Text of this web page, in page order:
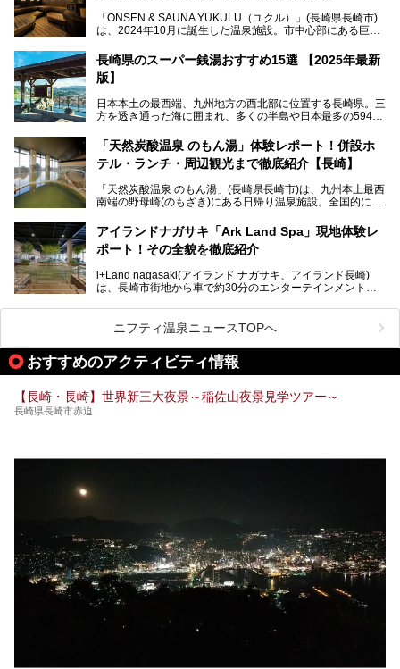
ークなどおススメのポイントがたっぷりです！周辺観光情報
も含めてご紹介します。
───
提供元：大江戸温泉物語ホテルズ＆リゾーツ株式会社【P
R】
「ONSEN & SAUNA YUKULU（ユクル）」(長崎県長崎市)
は、2024年10月に誕生した温泉施設。市中心部にある巨大
当初から多くのサウナ―やスパ好きに注目されています。
そこで今回は、ニフティ温泉ライターである筆者が現地体
験。天然温泉・サウナ・水風呂・別途有料のプレミアムサウ
介します！
長崎県のスーパー銭湯おすすめ15選 【2025年最新
版】
日本本土の最西端、九州地方の西北部に位置する長崎県。三
方を透き通った海に囲まれ、多くの半島や日本最多の594も
しい景観の宝庫です。
長崎県にあるスーパー銭湯にも、長崎ならではの景観を存分
に楽しめる施設がいくつも見られます。眺望自慢が多い長崎
ましょう。
「天然炭酸温泉 のもん湯」体験レポート！併設ホ
テル・ランチ・周辺観光まで徹底紹介【長崎】
「天然炭酸温泉 のもん湯」(長崎県長崎市)は、九州本土最西
南端の野母崎(のもざき)にある日帰り温泉施設。全国的にも
多くの温泉ファンに親しまれています。
今回は、地元九州在住のニフティ温泉ライターである筆者が
大浴場をはじめ、併設のホテル「Nomon長崎」・食事(ラン
チ)・おすすめの周辺観光まで、それらの全貌を徹底紹介し
───
この記事は天然炭酸温泉 のもん湯のPRレポート記事です。
アイランドナガサキ「Ark Land Spa」現地体験レ
ポート！その全貌を徹底紹介
i+Land nagasaki(アイランド ナガサキ、アイランド長崎)
は、長崎市街地から車で約30分のエンターテインメントリ
んのこと多彩なアクティビティが楽しめ、到底一日では遊び
尽くせない程！ 中でも注目すべきは、日帰り可能な3つのス
パ施設です。
験し、3つのスパ施設に焦点を当て、その全貌を徹底紹介。
ニフティ温泉ニュースTOPへ
おすすめのアクティビティ情報
【長崎・長崎】世界新三大夜景～稲佐山夜景見学ツアー～
長崎県長崎市赤迫